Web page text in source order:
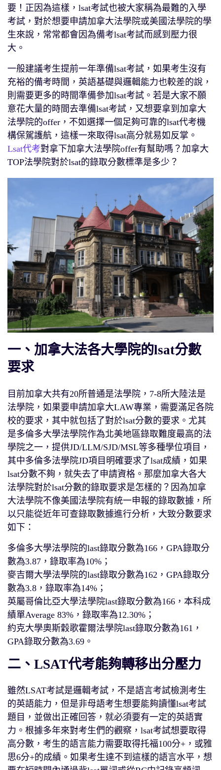
要！正因為這樣，lsat考試也被大家稱為最難的入學
考試，對於想要申請加拿大法學院或美國法學院的學
生來說，常常都會因為備考lsat考試而感到壓力很
大。
一般建議考生提前一年準備lsat考試，如果考生沒有
充裕的備考時間，英語基礎與邏輯能力也較差的說，
則需要更多的時間準備參加lsat考試。若是大家不願
意花大量的時間去準備lsat考試，又想要拿到加拿大
法學院的offer，不如選擇一個足夠可靠的lsat代考機
構保駕護航，這樣一來取得lsat高分就易如反掌。
Lsat代考對拿下加拿大法學院offer有幫助嗎？加拿大
TOP法學院對於lsat的錄取分數標準是多少？
一、加拿大法各大學院的lsat分數
要求
目前加拿大共有20所普通是法學院，7-8所大陸法是
法學院，如果要申請加拿大LAW專業，需要滿足各院
校的要求，其中就包括了對於lsat分數的要求。尤其
是多倫多大學法學院作為北美地區錄取難度最高的法
學院之一，提供JD/LLM/SJD/MSL等多種學位項目，
其中多倫多法學院JD項目明確要求了lsat成績，如果
lsat分數不夠，就失去了申請資格。那麼加拿大各大
法學院對於lsat分數的錄取要求是怎樣的？因為加拿
大法學院不像美國法學院有統一申報的錄取數據，所
以只能從近年可查錄取數據進行分析，大致分數要求
如下：
多倫多大學法學院的last錄取分數為166，GPA錄取分
數為3.87，錄取率為10%；
麥吉爾大學法學院的last錄取分數為162，GPA錄取分
數為3.8，錄取率為14%；
英屬哥倫比亞大學法學院last錄取分數為166，本科成
績單Average 83%，錄取率為12.30%；
約克大學奧斯穀歌霍爾法學院last錄取分數為161，
GPA錄取分數為3.69。
二、LSAT代考能夠轉移出分壓力
雖然LSAT考試是邏輯考試，不是語言考試檢測考生
的英語能力，但是非母語考生想要能夠讀懂lsat考試
題目，並做出正確回答，就必須要有一定的英語實
力。根據多年來對考生們的觀察，lsat考試想要取得
高分數，考生的語言能力需要取得托福100分+，或雅
思6分+的成績。如果考生達不到這樣的語言水平，想